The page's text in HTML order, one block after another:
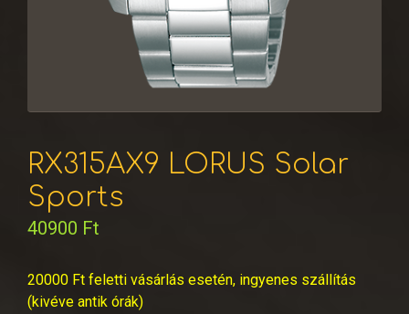
RX315AX9 LORUS Solar
Sports
40900 Ft
20000 Ft feletti vásárlás esetén, ingyenes szállítás
(kivéve antik órák)